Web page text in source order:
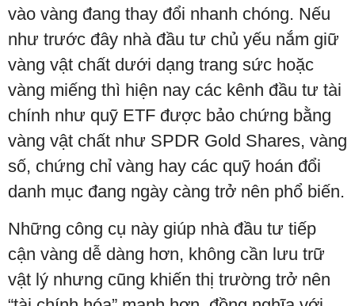
vào vàng đang thay đổi nhanh chóng. Nếu
như trước đây nhà đầu tư chủ yếu nắm giữ
vàng vật chất dưới dạng trang sức hoặc
vàng miếng thì hiện nay các kênh đầu tư tài
chính như quỹ ETF được bảo chứng bằng
vàng vật chất như SPDR Gold Shares, vàng
số, chứng chỉ vàng hay các quỹ hoán đổi
danh mục đang ngày càng trở nên phổ biến.
Những công cụ này giúp nhà đầu tư tiếp
cận vàng dễ dàng hơn, không cần lưu trữ
vật lý nhưng cũng khiến thị trường trở nên